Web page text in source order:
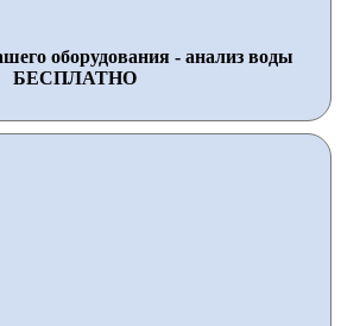
оборудования - анализ воды
БЕСПЛАТНО